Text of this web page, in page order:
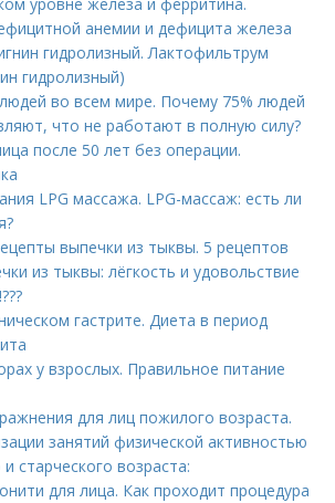
анемии и дефицита железа
гидролизный. Лактофильтрум
гидролизный)
во всем мире. Почему 75% людей
что не работают в полную силу?
после 50 лет без операции.
LPG массажа. LPG-массаж: есть ли
выпечки из тыквы. 5 рецептов
из тыквы: лёгкость и удовольствие
гастрите. Диета в период
у взрослых. Правильное питание
для лиц пожилого возраста.
занятий физической активностью
старческого возраста:
для лица. Как проходит процедура